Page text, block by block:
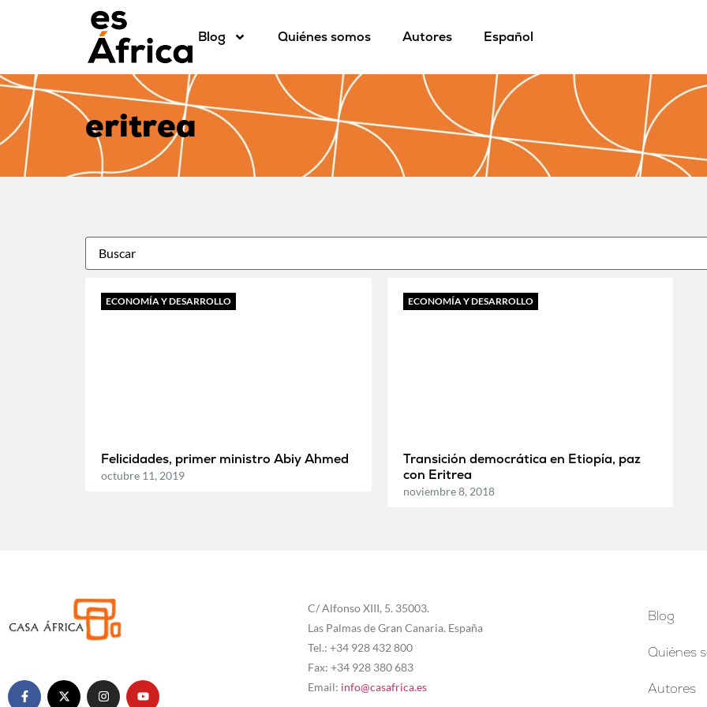
Blog Quiénes somos Autores Español
eritrea
ECONOMÍA Y DESARROLLO
Felicidades, primer ministro Abiy Ahmed
octubre 11, 2019
ECONOMÍA Y DESARROLLO
Transición democrática en Etiopía, paz
con Eritrea
noviembre 8, 2018
C/ Alfonso XIII, 5. 35003.
Las Palmas de Gran Canaria. España
Tel.: +34 928 432 800
Fax: +34 928 380 683
Email: info@casafrica.es
Blog
Quiénes
Autores